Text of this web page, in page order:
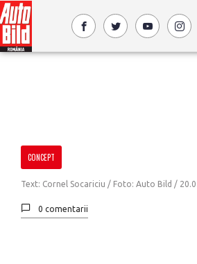
CONCEPT
Text: Cornel Socariciu / Foto: Auto Bild /
0 comentarii